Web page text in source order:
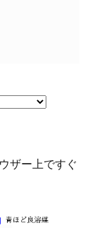
ザー上ですぐ